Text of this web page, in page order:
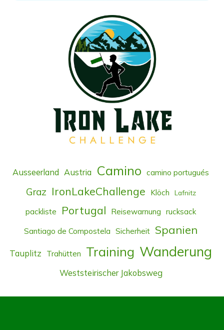
Ausseerland Austria Camino camino portugués
Graz IronLakeChallenge Klöch Lafnitz
packliste Portugal Reisewarnung rucksack
Santiago de Compostela Sicherheit Spanien
Tauplitz Trahütten Training Wanderung
Weststeirischer Jakobsweg